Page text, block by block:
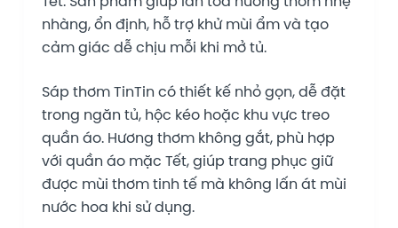
nhàng, ổn định, hỗ trợ khử mùi ẩm và tạo
cảm giác dễ chịu mỗi khi mở tủ.
Sáp thơm TinTin có thiết kế nhỏ gọn, dễ đặt
trong ngăn tủ, hộc kéo hoặc khu vực treo
quần áo. Hương thơm không gắt, phù hợp
với quần áo mặc Tết, giúp trang phục giữ
được mùi thơm tinh tế mà không lấn át mùi
nước hoa khi sử dụng.